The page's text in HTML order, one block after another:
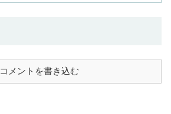
コメントを書き込む